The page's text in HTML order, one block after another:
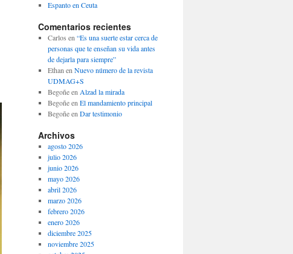
Espanto en Ceuta
Comentarios recientes
Carlos en “Es una suerte estar cerca de
personas que te enseñan su vida antes
de dejarla para siempre”
Ethan en Nuevo número de la revista
UDMAG+S
Begoñeen Alzad la mirada
Begoñeen El mandamiento principal
Begoñeen Dar testimonio
Archivos
agosto 2026
julio 2026
junio 2026
mayo 2026
abril 2026
marzo 2026
febrero 2026
enero 2026
diciembre 2025
noviembre 2025